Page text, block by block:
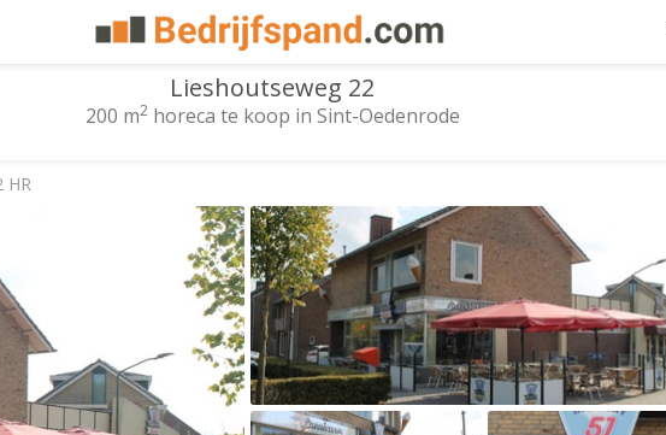
HR
Lieshoutseweg 22
200 m2horeca te koop in Sint-Oedenrode